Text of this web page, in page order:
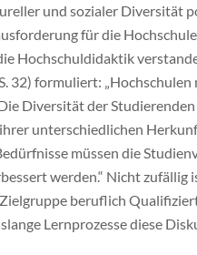
und sozialer Diversität
für die
Hochschuldidaktik
32) formuliert: „Hochschulen
Diversität der
unterschiedlichen
müssen die
werden.“ Nicht zufällig
beruflich
Lernprozesse diese